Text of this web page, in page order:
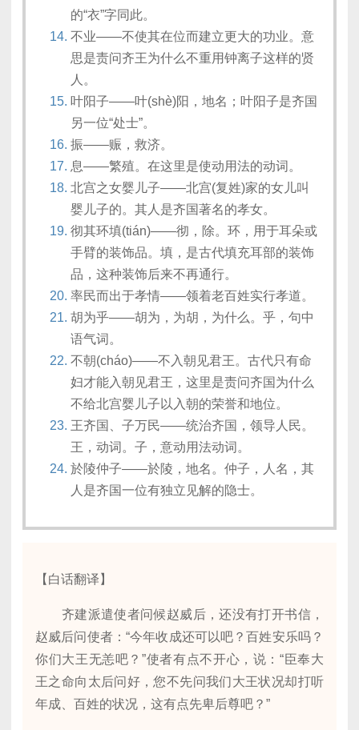
的“衣”字同此。
不业——不使其在位而建立更大的功业。意
思是责问齐王为什么不重用钟离子这样的贤
人。
叶阳子——叶(shè)阳，地名；叶阳子是齐国
另一位“处士”。
振——赈，救济。
息——繁殖。在这里是使动用法的动词。
北宫之女婴儿子——北宫(复姓)家的女儿叫
婴儿子的。其人是齐国著名的孝女。
彻其环填(tián)——彻，除。环，用于耳朵或
手臂的装饰品。填，是古代填充耳部的装饰
品，这种装饰后来不再通行。
率民而出于孝情——领着老百姓实行孝道。
胡为乎——胡为，为胡，为什么。乎，句中
语气词。
不朝(cháo)——不入朝见君王。古代只有命
妇才能入朝见君王，这里是责问齐国为什么
不给北宫婴儿子以入朝的荣誉和地位。
王齐国、子万民——统治齐国，领导人民。
王，动词。子，意动用法动词。
於陵仲子——於陵，地名。仲子，人名，其
人是齐国一位有独立见解的隐士。
【白话翻译】
齐建派遣使者问候赵威后，还没有打开书信，
赵威后问使者：“今年收成还可以吧？百姓安乐吗？
你们大王无恙吧？”使者有点不开心，说：“臣奉大
王之命向太后问好，您不先问我们大王状况却打听
年成、百姓的状况，这有点先卑后尊吧？”